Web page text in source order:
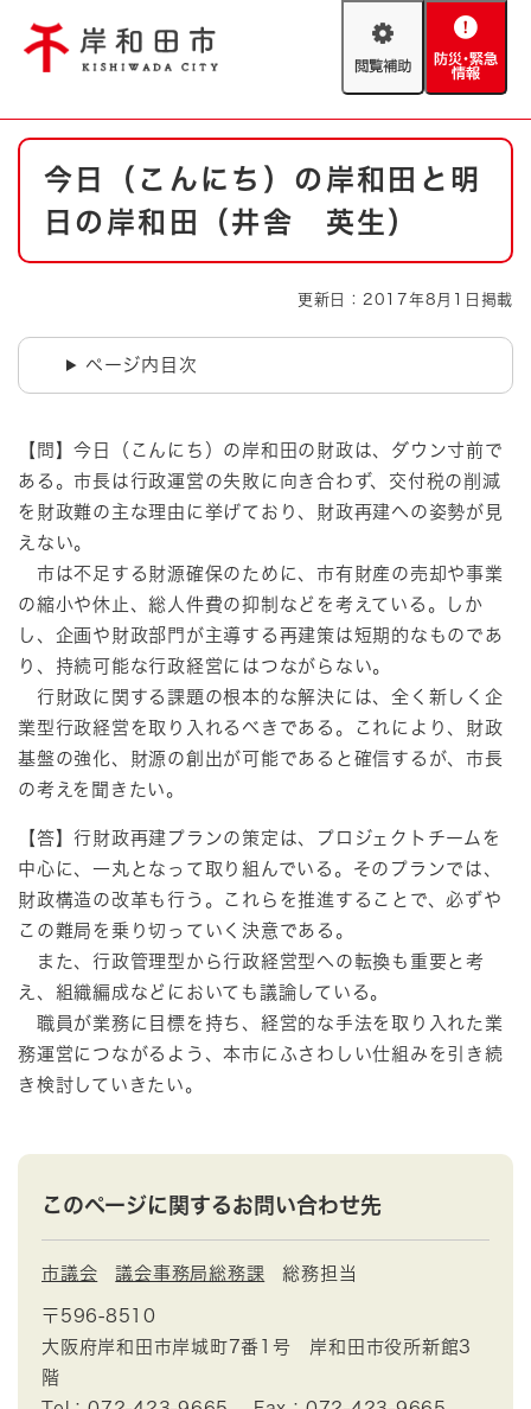
閲
助
防
緊
情
やさしい日本語
防災・緊急情報 救急・消防
ハザードマップ AED設置箇所
本
今日（こんにち）の岸和田と明
日の岸和田（井舎 英生）
更新日：2017年8月1日掲載
ページ内目次
【問】今日（こんにち）の岸和田の財政は、ダウン寸前で
ある。市長は行政運営の失敗に向き合わず、交付税の削減
を財政難の主な理由に挙げており、財政再建への姿勢が見
えない。
市は不足する財源確保のために、市有財産の売却や事業
の縮小や休止、総人件費の抑制などを考えている。しか
し、企画や財政部門が主導する再建策は短期的なものであ
り、持続可能な行政経営にはつながらない。
行財政に関する課題の根本的な解決には、全く新しく企
業型行政経営を取り入れるべきである。これにより、財政
基盤の強化、財源の創出が可能であると確信するが、市長
の考えを聞きたい。
【答】行財政再建プランの策定は、プロジェクトチームを
中心に、一丸となって取り組んでいる。そのプランでは、
財政構造の改革も行う。これらを推進することで、必ずや
この難局を乗り切っていく決意である。
また、行政管理型から行政経営型への転換も重要と考
え、組織編成などにおいても議論している。
職員が業務に目標を持ち、経営的な手法を取り入れた業
務運営につながるよう、本市にふさわしい仕組みを引き続
き検討していきたい。
このページに関するお問い合わせ先
市議会 議会事務局総務課 総務担当
〒596-8510
大阪府岸和田市岸城町7番1号 岸和田市役所新館3
階